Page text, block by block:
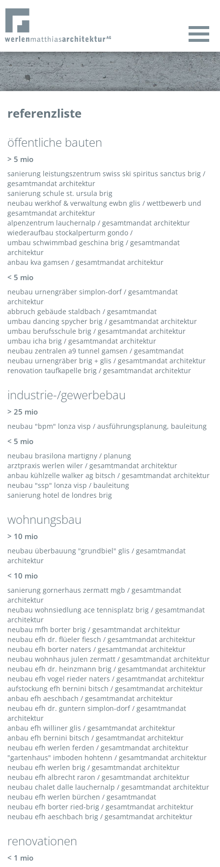
referenzliste
öffentliche bauten
> 5 mio
sanierung leistungszentrum swiss ski spiritus sanctus brig /
gesamtmandat architektur
sanierung schule st. ursula brig
neubau werkhof & verwaltung ewbn glis / wettbewerb und
gesamtmandat architektur
alpenzentrum lauchernalp / gesamtmandat architektur
wiederaufbau stockalperturm gondo /
umbau schwimmbad geschina brig / gesamtmandat
architektur
anbau kva gamsen / gesamtmandat architektur
< 5 mio
neubau urnengräber simplon-dorf / gesamtmandat
architektur
abbruch gebäude staldbach / gesamtmandat
umbau dancing spycher brig / gesamtmandat architektur
umbau berufsschule brig / gesamtmandat architektur
umbau icha brig / gesamtmandat architektur
neubau zentralen a9 tunnel gamsen / gesamtmandat
neubau urnengräber brig + glis / gesamtmandat architektur
renovation taufkapelle brig / gesamtmandat architektur
industrie-/gewerbebau
> 25 mio
neubau "bpm" lonza visp / ausführungsplanung, bauleitung
< 5 mio
neubau brasilona martigny / planung
arztpraxis werlen wiler / gesamtmandat architektur
anbau kühlzelle walker ag bitsch / gesamtmandat architektur
neubau "ssp" lonza visp / bauleitung
sanierung hotel de londres brig
wohnungsbau
> 10 mio
neubau überbauung "grundbiel" glis / gesamtmandat
architektur
< 10 mio
sanierung gornerhaus zermatt mgb / gesamtmandat
architektur
neubau wohnsiedlung ace tennisplatz brig / gesamtmandat
architektur
neubau mfh borter brig / gesamtmandat architektur
neubau efh dr. flüeler fiesch / gesamtmandat architektur
neubau efh borter naters / gesamtmandat architektur
neubau wohnhaus julen zermatt / gesamtmandat architektur
neubau efh dr. heinzmann brig / gesamtmandat architektur
neubau efh vogel rieder naters / gesamtmandat architektur
aufstockung efh bernini bitsch / gesamtmandat architektur
anbau efh aeschbach / gesamtmandat architektur
neubau efh dr. guntern simplon-dorf / gesamtmandat
architektur
anbau efh williner glis / gesamtmandat architektur
anbau efh bernini bitsch / gesamtmandat architektur
neubau efh werlen ferden / gesamtmandat architektur
"gartenhaus" imboden hohtenn / gesamtmandat architektur
neubau efh werlen brig / gesamtmandat architektur
neubau efh albrecht raron / gesamtmandat architektur
neubau chalet dalle lauchernalp / gesamtmandat architektur
neubau efh werlen bürchen / gesamtmandat
neubau efh borter ried-brig / gesamtmandat architektur
neubau efh aeschbach brig / gesamtmandat architektur
renovationen
< 1 mio